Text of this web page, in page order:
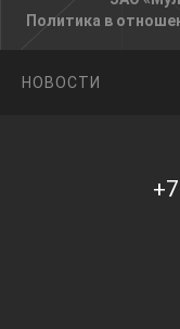
Политика в
НОВОСТИ